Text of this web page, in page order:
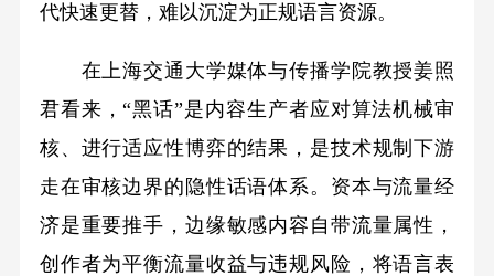
代快速更替，难以沉淀为正规语言资源。
在上海交通大学媒体与传播学院教授姜照
君看来，“黑话”是内容生产者应对算法机械审
核、进行适应性博弈的结果，是技术规制下游
走在审核边界的隐性话语体系。资本与流量经
济是重要推手，边缘敏感内容自带流量属性，
创作者为平衡流量收益与违规风险，将语言表